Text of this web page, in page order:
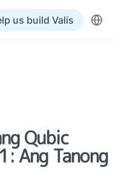
us build Valis
Qubic
Ang Tanong